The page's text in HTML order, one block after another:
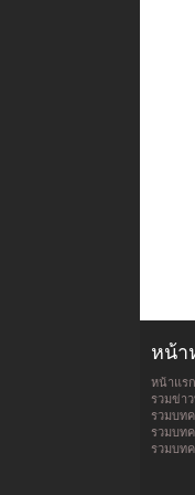
หน้า
หน้าแรก
รวมข่า
รวมบท
รวมบท
รวมบท